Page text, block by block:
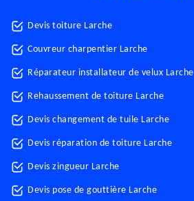
Devis toiture Larche
Couvreur charpentier Larche
Réparateur installateur de velux Larche
Rehaussement de toiture Larche
Devis changement de tuile Larche
Devis réparation de toiture Larche
Devis zingueur Larche
Devis pose de gouttière Larche